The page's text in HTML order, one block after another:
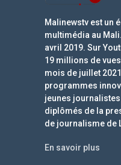
Malinewstv est un
multimédia au
avril 2019. Sur
19 millions de
mois de juillet
programmes
jeunes
diplômés de la
de journalisme de
En savoir plus